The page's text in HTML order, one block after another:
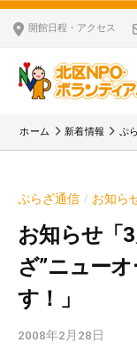
コ
ス
開館日程・アクセス
区
P
・
ボ
ラ
ン
テ
北
P
O
・
ボ
ラ
テ
ホーム 新着情報 ぷ
ぷらざ通信 / お知ら
お知らせ「
ざ”ニュー
す！」
2008年2月28日
区
N
O
・
ラ
ィ
ア
ぷ
ら
ざ